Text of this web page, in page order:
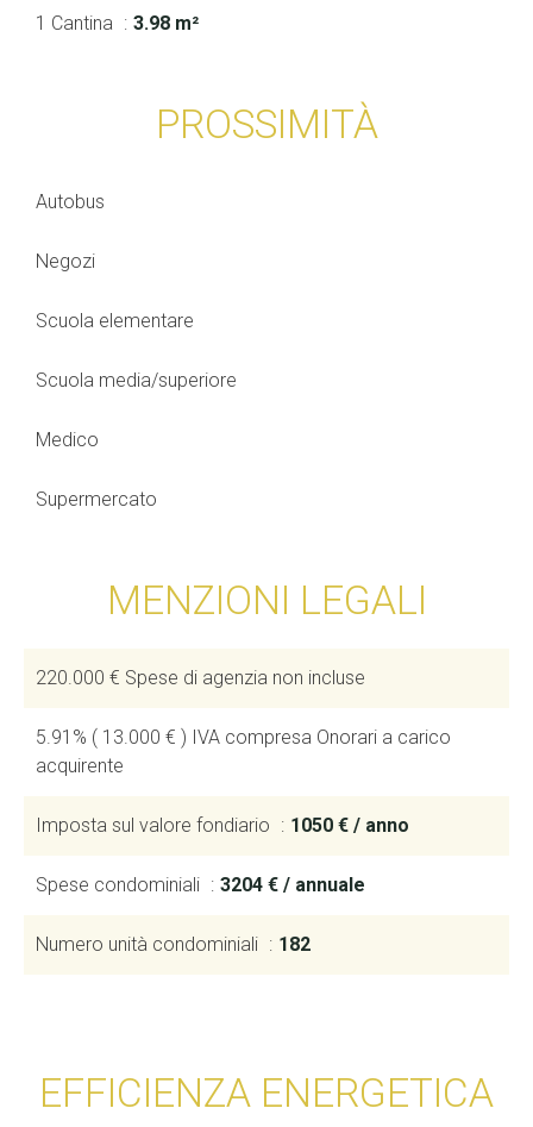
1 Cantina 3.98 m²
PROSSIMITÀ
Autobus
Negozi
Scuola elementare
Scuola media/superiore
Medico
Supermercato
MENZIONI LEGALI
220.000 € Spese di agenzia non incluse
5.91% ( 13.000 € ) IVA compresa Onorari a carico
acquirente
Imposta sul valore fondiario 1050 € / anno
Spese condominiali 3204 € / annuale
Numero unità condominiali 182
EFFICIENZA ENERGETICA